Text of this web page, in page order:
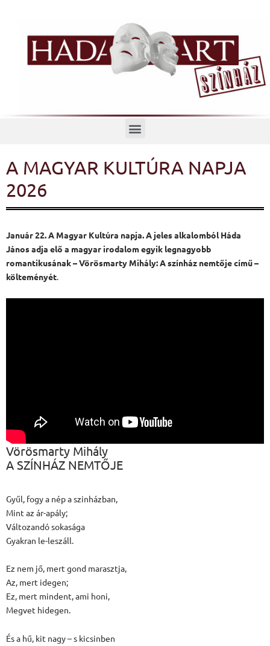
Menü
A MAGYAR KULTÚRA NAPJA
2026
Január 22. A Magyar Kultúra napja. A jeles alkalomból Háda
János adja elő a magyar irodalom egyik legnagyobb
romantikusának – Vörösmarty Mihály: A színház nemtője című –
költeményét.
Vörösmarty Mihály
A SZÍNHÁZ NEMTŐJE
Gyűl, fogy a nép a szinházban,
Mint az ár-apály;
Változandó sokasága
Gyakran le-leszáll.
Ez nem jő, mert gond marasztja,
Az, mert idegen;
Ez, mert mindent, ami honi,
Megvet hidegen.
És a hű, kit nagy – s kicsinben